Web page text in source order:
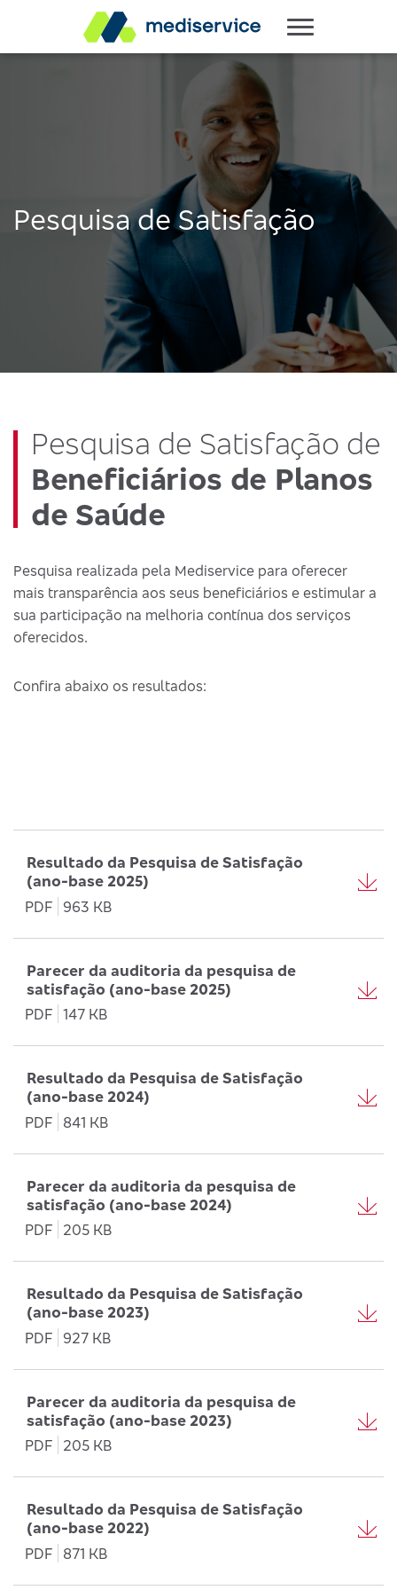
Pesquisa de Satisfação
Pesquisa de Satisfação de
Beneficiários de Planos
de Saúde
Pesquisa realizada pela Mediservice para oferecer
mais transparência aos seus beneficiários e estimular a
sua participação na melhoria contínua dos serviços
oferecidos.
Confira abaixo os resultados:
Resultado da Pesquisa de Satisfação
(ano-base 2025)
PDF
963 KB
Parecer da auditoria da pesquisa de
satisfação (ano-base 2025)
PDF 147 KB
Resultado da Pesquisa de Satisfação
(ano-base 2024)
PDF
841 KB
Parecer da auditoria da pesquisa de
satisfação (ano-base 2024)
PDF
205 KB
Resultado da Pesquisa de Satisfação
(ano-base 2023)
PDF
927 KB
Parecer da auditoria da pesquisa de
satisfação (ano-base 2023)
PDF
205 KB
Resultado da Pesquisa de Satisfação
(ano-base 2022)
PDF
871 KB